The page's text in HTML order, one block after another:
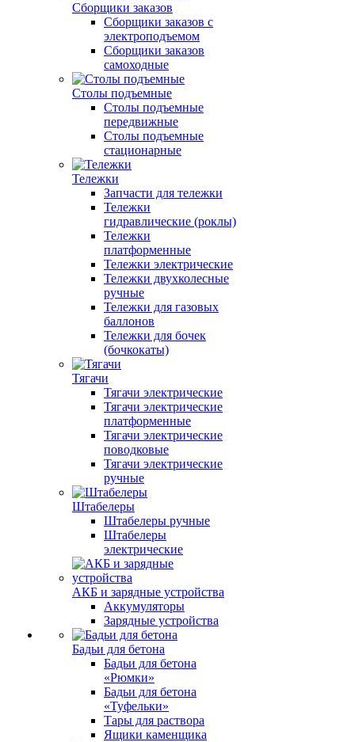
Сборщики заказов
Сборщики заказов с
электроподъемом
Сборщики заказов
самоходные
Столы подъемные
Столы подъемные
передвижные
Столы подъемные
стационарные
Тележки
Запчасти для тележки
Тележки
гидравлические (роклы)
Тележки
платформенные
Тележки электрические
Тележки двухколесные
ручные
Тележки для газовых
баллонов
Тележки для бочек
(бочкокаты)
Тягачи
Тягачи электрические
Тягачи электрические
платформенные
Тягачи электрические
поводковые
Тягачи электрические
ручные
Штабелеры
Штабелеры ручные
Штабелеры
электрические
АКБ и зарядные устройства
Аккумуляторы
Зарядные устройства
Бадьи для бетона
Бадьи для бетона
«Рюмки»
Бадьи для бетона
«Туфельки»
Тары для раствора
Ящики каменщика